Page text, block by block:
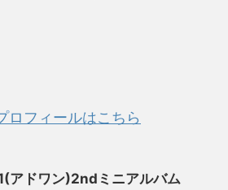
ロフィールはこちら
アドワン)2ndミニアルバム